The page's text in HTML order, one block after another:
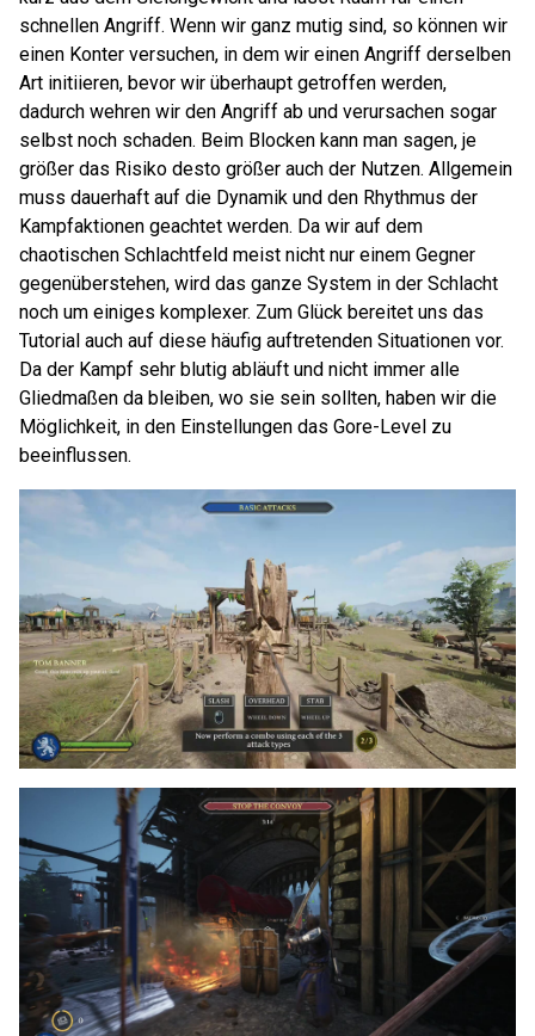
schnellen Angriff. Wenn wir ganz mutig sind, so können wir
einen Konter versuchen, in dem wir einen Angriff derselben
Art initiieren, bevor wir überhaupt getroffen werden,
dadurch wehren wir den Angriff ab und verursachen sogar
selbst noch schaden. Beim Blocken kann man sagen, je
größer das Risiko desto größer auch der Nutzen. Allgemein
muss dauerhaft auf die Dynamik und den Rhythmus der
Kampfaktionen geachtet werden. Da wir auf dem
chaotischen Schlachtfeld meist nicht nur einem Gegner
gegenüberstehen, wird das ganze System in der Schlacht
noch um einiges komplexer. Zum Glück bereitet uns das
Tutorial auch auf diese häufig auftretenden Situationen vor.
Da der Kampf sehr blutig abläuft und nicht immer alle
Gliedmaßen da bleiben, wo sie sein sollten, haben wir die
Möglichkeit, in den Einstellungen das Gore-Level zu
beeinflussen.